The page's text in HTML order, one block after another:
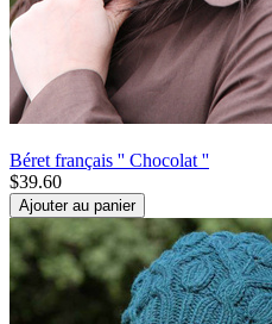
Béret français '' Chocolat ''
$39.60
Ajouter au panier